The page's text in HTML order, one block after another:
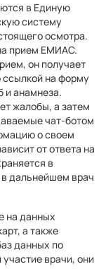
в Единую
систему
осмотра.
прием ЕМИАС.
он получает
на форму
и анамнеза.
жалобы, а затем
чат-ботом
о своем
от ответа на
в
дальнейшем врач
на данных
а также
данных по
врачи, они